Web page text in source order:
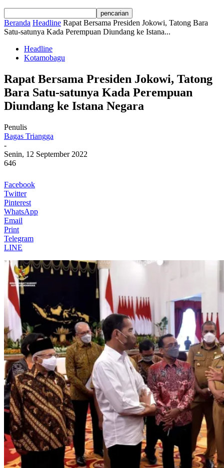
Beranda Headline Rapat Bersama Presiden Jokowi, Tatong Bara
Satu-satunya Kada Perempuan Diundang ke Istana...
Headline
Kotamobagu
Rapat Bersama Presiden Jokowi, Tatong
Bara Satu-satunya Kada Perempuan
Diundang ke Istana Negara
Penulis
Bagas Triangga
-
Senin, 12 September 2022
646
Facebook
Twitter
Pinterest
WhatsApp
Email
Print
Telegram
LINE